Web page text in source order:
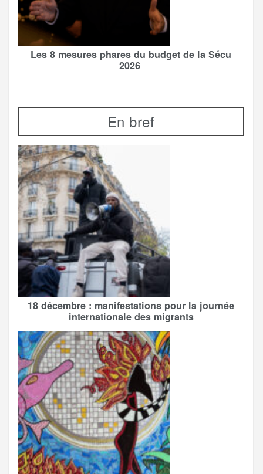
Les 8 mesures phares du budget de la Sécu
2026
En bref
18 décembre : manifestations pour la journée
internationale des migrants